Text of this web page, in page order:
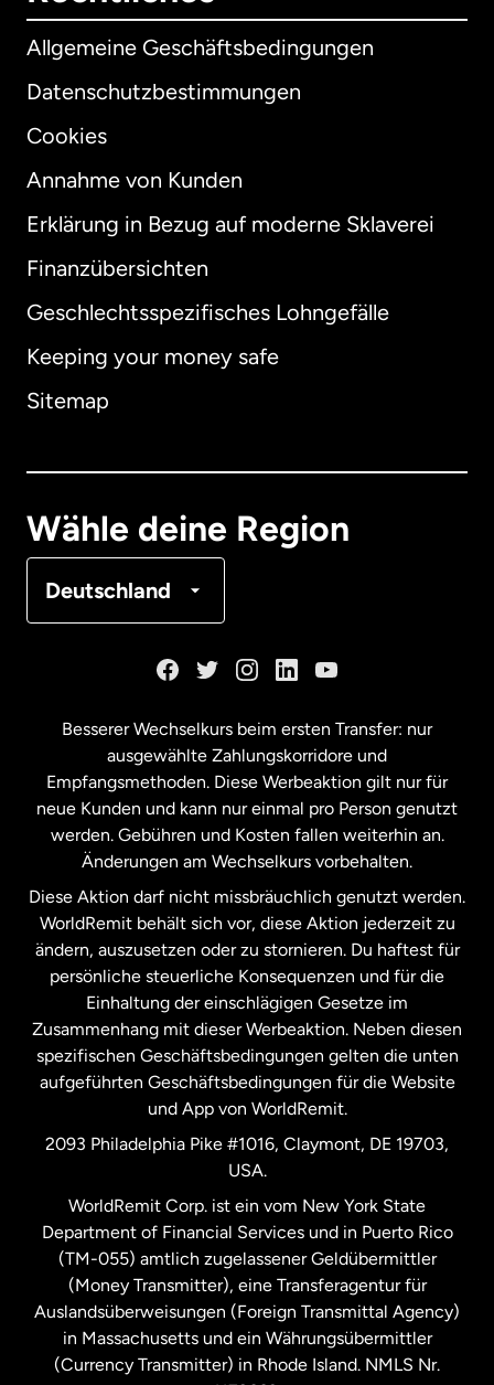
Allgemeine Geschäftsbedingungen
Datenschutzbestimmungen
Cookies
Annahme von Kunden
Erklärung in Bezug auf moderne Sklaverei
Finanzübersichten
Geschlechtsspezifisches Lohngefälle
Keeping your money safe
Sitemap
Wähle deine Region
Deutschland
International English
Australien
Malaysia
Neuseeland
Niederlande
Schweden
Spanien
Vereinigte Staaten English
Vereinigte Staaten
Vereinigtes Königreich
Besserer Wechselkurs beim ersten Transfer: nur
ausgewählte Zahlungskorridore und
Empfangsmethoden. Diese Werbeaktion gilt nur für
neue Kunden und kann nur einmal pro Person genutzt
werden. Gebühren und Kosten fallen weiterhin an.
Änderungen am Wechselkurs vorbehalten.
Diese Aktion darf nicht missbräuchlich genutzt werden.
WorldRemit behält sich vor, diese Aktion jederzeit zu
ändern, auszusetzen oder zu stornieren. Du haftest für
persönliche steuerliche Konsequenzen und für die
Einhaltung der einschlägigen Gesetze im
Zusammenhang mit dieser Werbeaktion. Neben diesen
spezifischen Geschäftsbedingungen gelten die unten
aufgeführten Geschäftsbedingungen für die Website
und App von WorldRemit.
2093 Philadelphia Pike #1016, Claymont, DE 19703,
USA.
WorldRemit Corp. ist ein vom New York State
Department of Financial Services und in Puerto Rico
(TM-055) amtlich zugelassener Geldübermittler
(Money Transmitter), eine Transferagentur für
Auslandsüberweisungen (Foreign Transmittal Agency)
in Massachusetts und ein Währungsübermittler
(Currency Transmitter) in Rhode Island. NMLS Nr.